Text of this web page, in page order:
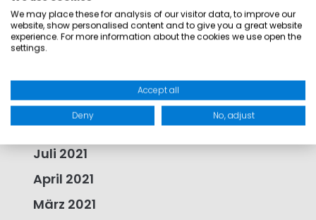
Juni 2022
Mai 2022
April 2022
Februar 2022
August 2021
Juli 2021
April 2021
März 2021
We may place these for analysis of our visitor data, to improve our
website, show personalised content and to give you a great website
experience. For more information about the cookies we use open the
settings.
Accept all
Deny No, adjust